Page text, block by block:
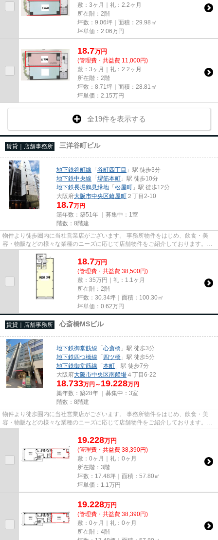
敷：3ヶ月｜礼：2.2ヶ月
所在階：2階
坪数：9.06坪｜面積：29.98㎡
坪単価： 2.06万円
18.7万円
(管理費・共益費 11,000円)
敷：3ヶ月｜礼：2.2ヶ月
所在階：2階
坪数：8.71坪｜面積：28.81㎡
坪単価： 2.15万円
全19件を表示する
賃貸｜店舗事務所 三洋谷町ビル
地下鉄谷町線 「谷町四丁目 」駅 徒歩3分
地下鉄中央線 「堺筋本町 」駅 徒歩10分
地下鉄長堀鶴見緑地 「松屋町 」駅 徒歩12分
大阪府大阪市中央区鎗屋町 ２丁目2-10
18.7万円
築年数：築51年 ｜募集中： 1室
階数：8階建
物件より徒歩圏内に当社営業店がございます。 事務所物件をはじめ、飲食・美
容・物販などの様々な業種のニーズに応じて店舗物件をご紹介しております。
尚、弊社ではおとり広告は一切...
18.7万円
(管理費・共益費 38,500円)
敷：35万円｜礼：1.1ヶ月
所在階：2階
坪数：30.34坪｜面積：100.30㎡
坪単価： 0.62万円
賃貸｜店舗事務所 心斎橋MSビル
地下鉄御堂筋線 「心斎橋 」駅 徒歩3分
地下鉄四つ橋線 「四ツ橋 」駅 徒歩5分
地下鉄御堂筋線 「本町 」駅 徒歩7分
大阪府大阪市中央区南船場 ４丁目6-22
18.733万円～ 19.228万円
築年数：築28年 ｜募集中： 3室
階数：8階建
物件より徒歩圏内に当社営業店がございます。 事務所物件をはじめ、飲食・美
容・物販などの様々な業種のニーズに応じて店舗物件をご紹介しております。
尚、弊社ではおとり広告は一切...
19.228万円
(管理費・共益費 38,390円)
敷：0ヶ月｜礼：0ヶ月
所在階：3階
坪数：17.48坪｜面積：57.80㎡
坪単価： 1.1 万円
19.228万円
(管理費・共益費 38,390円)
敷：0ヶ月｜礼：0ヶ月
所在階：4階